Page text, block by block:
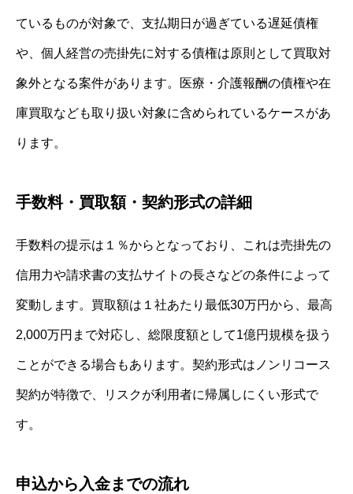
ているものが対象で、支払期日が過ぎている遅延債権
や、個人経営の売掛先に対する債権は原則として買取対
象外となる案件があります。医療・介護報酬の債権や在
庫買取なども取り扱い対象に含められているケースがあ
ります。
手数料・買取額・契約形式の詳細
手数料の提示は１％からとなっており、これは売掛先の
信用力や請求書の支払サイトの長さなどの条件によって
変動します。買取額は１社あたり最低30万円から、最高
2,000万円まで対応し、総限度額として1億円規模を扱う
ことができる場合もあります。契約形式はノンリコース
契約が特徴で、リスクが利用者に帰属しにくい形式で
す。
申込から入金までの流れ